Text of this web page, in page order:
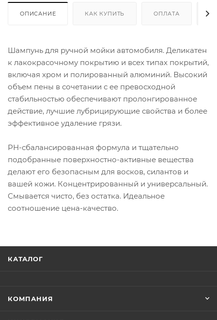
ОПИСАНИЕ КАК КУПИТЬ ОПЛАТА
Шампунь для ручной мойки автомобиля. Деликатен
к лакокрасочному покрытию и всех типах покрытий,
включая хром и полированный алюминий. Высокий
объем пены в сочетании с ее превосходной
стабильностью обеспечивают пролонгированное
действие, лучшие лубрицирующие свойства и более
эффективное удаление грязи.
PH-сбалансированная формула и тщательно
подобранные поверхностно-активные вещества
делают его безопасным для восков, силантов и
вашей кожи. Концентрированный и универсальный.
Смывается чисто, без остатка. Идеальное
соотношение цена-качество.
КАТАЛОГ
КОМПАНИЯ